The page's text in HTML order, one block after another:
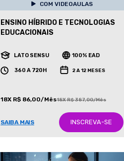
COM VIDEOAULAS
ENSINO HÍBRIDO E TECNOLOGIAS
EDUCACIONAIS
LATO SENSU 100% EAD
360 A 720H 2 A 12 MESES
18X R$ 86,00/Mês18X R$ 387,00/Mês
SAIBA MAIS INSCREVA-SE